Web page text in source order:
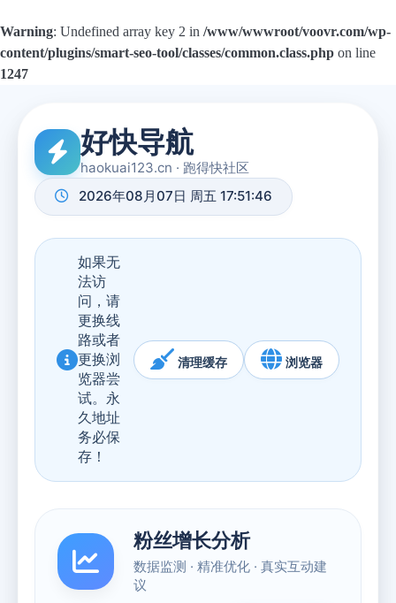
Warning: Undefined array key 2 in /www/wwwroot/voovr.com/wp-
content/plugins/smart-seo-tool/classes/common.class.php on line
1247